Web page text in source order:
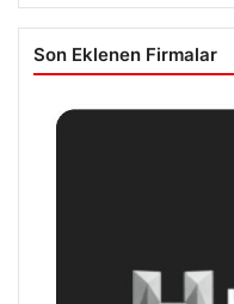
Son Eklenen Firmalar